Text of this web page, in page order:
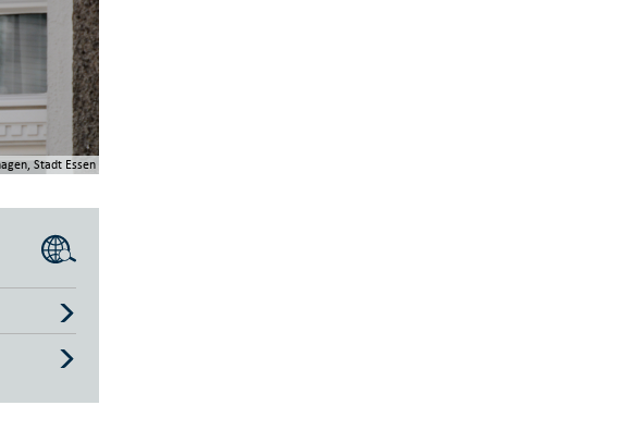
Stadt Essen